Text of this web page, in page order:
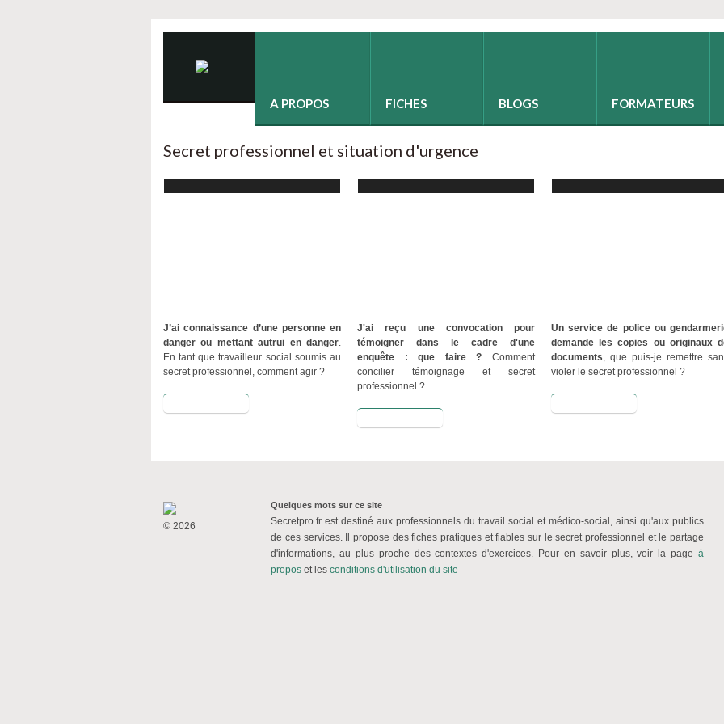
A PROPOS FICHES BLOGS FORMATEURS
Secret professionnel et situation d'urgence
J’ai connaissance d’une personne en
danger ou mettant autrui en danger.
En tant que travailleur social soumis au
secret professionnel, comment agir ?
J'ai reçu une convocation pour
témoigner dans le cadre d'une
enquête : que faire ? Comment
concilier témoignage et secret
professionnel ?
Un service de police ou
demande les copies ou originaux
documents, que puis-je remettre
violer le secret professionnel ?
Quelques mots sur ce site
Secretpro.fr est destiné aux professionnels du travail social et médico-social, ainsi qu'aux publics
de ces services. Il propose des fiches pratiques et fiables sur le secret professionnel et le partage
d'informations, au plus proche des contextes d'exercices. Pour en savoir plus, voir la page à
propos et lesconditions d'utilisation du site
© 2026